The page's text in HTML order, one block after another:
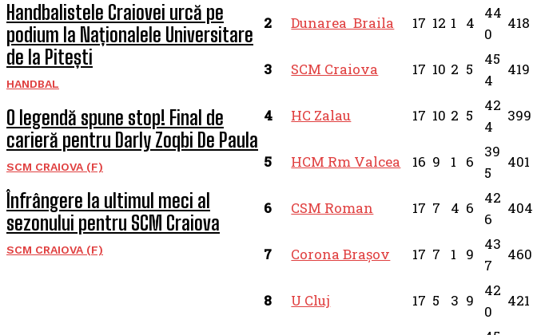
Handbalistele Craiovei urcă pe
podium la Naționalele Universitare
de la Pitești
HANDBAL
O legendă spune stop! Final de
carieră pentru Darly Zoqbi De Paula
SCM CRAIOVA (F)
Înfrângere la ultimul meci al
sezonului pentru SCM Craiova
SCM CRAIOVA (F)
2
Dunarea Braila 17 12 1 4
44
0
418
3 SCM Craiova 17 10 2 5
45
4
419
4 HC Zalau 17 10 2 5
42
4
399
5 HCM Rm Valcea 16 9 1 6
39
5
401
6 CSM Roman 17 7 4 6
42
6
404
7 Corona Brașov 17 7 1 9
43
7
460
8 U Cluj 17 5 3 9
42
0
421